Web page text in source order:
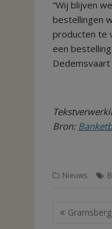
“Wij blijven
bestellingen
producten te
een
Dedemsvaart
Bron:
Nieuws
Bericht